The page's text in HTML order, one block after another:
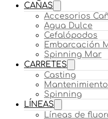
CAÑAS
Accesorios
Agua Dulce
Cefalópodos
Embarcación
Spinning Mar
CARRETES
Casting
Spinning
LÍNEAS
Líneas de